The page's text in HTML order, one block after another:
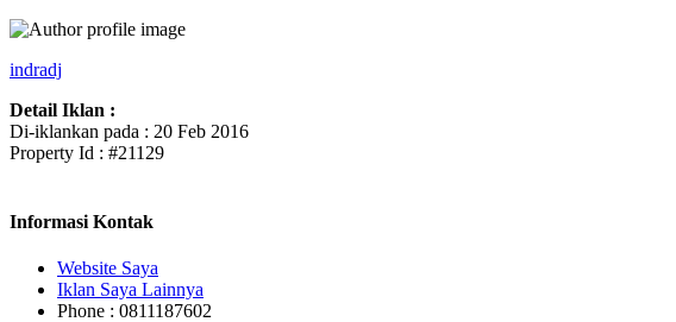
indradj
Detail Iklan :
Di-iklankan pada : 20 Feb 2016
Property Id : #21129
Informasi Kontak
Website Saya
Iklan Saya Lainnya
Phone : 0811187602